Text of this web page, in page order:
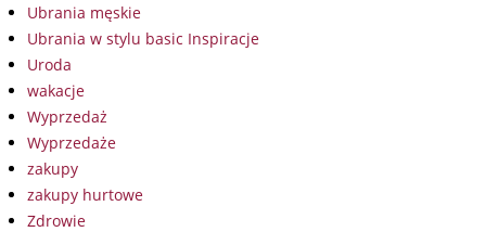
Ubrania męskie
Ubrania w stylu basic Inspiracje
Uroda
wakacje
Wyprzedaż
Wyprzedaże
zakupy
zakupy hurtowe
Zdrowie